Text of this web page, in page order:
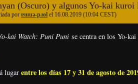
(Oscuro) y algunos Yo-kai
por ɐɯuǝ-pɹol el 16.08.2019 (10:04 CEST)
kai Watch: Puni Puni se centra en los Yo-
lugar entre los días 17 y 31 de agosto de